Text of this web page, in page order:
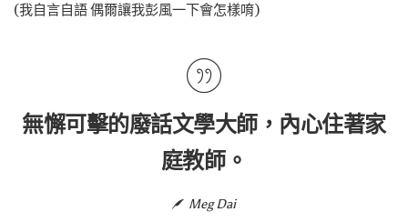
(我自言自語 偶爾讓我彭風一下會怎樣唷)
無懈可擊的廢話文學大師，內心住著家
庭教師。
Meg Dai